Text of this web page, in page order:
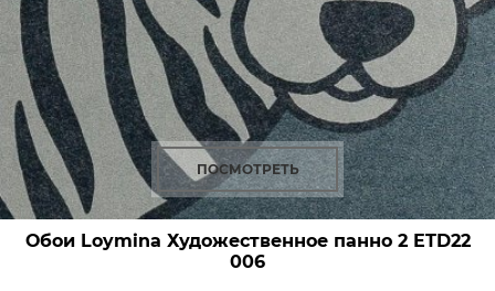
ПОСМОТРЕТЬ
Обои Loymina Художественное панно 2ETD22
006